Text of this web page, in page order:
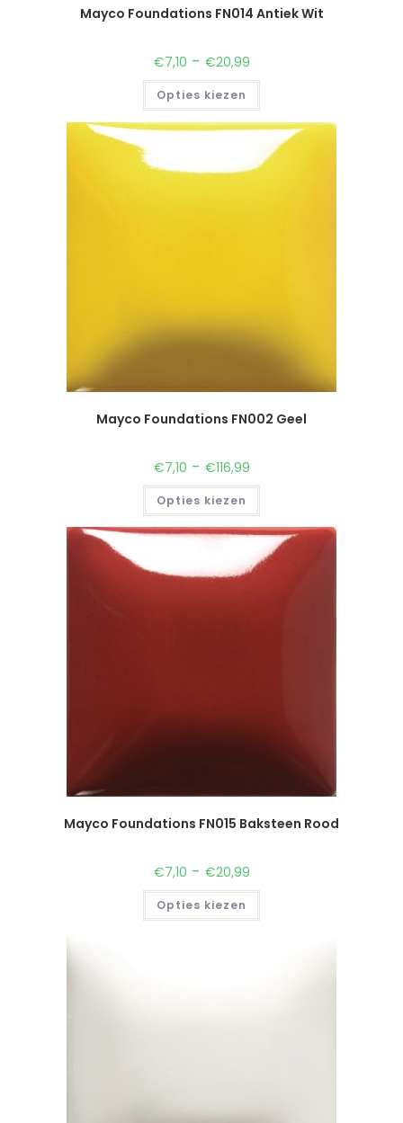
Mayco Foundations FN014 Antiek Wit
€7,10 - €20,99
Opties kiezen
Mayco Foundations FN002 Geel
€7,10 - €116,99
Opties kiezen
Mayco Foundations FN015 Baksteen Rood
€7,10 - €20,99
Opties kiezen